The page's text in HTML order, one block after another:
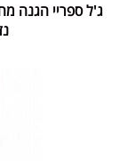
ג'ל ספריי הגנה